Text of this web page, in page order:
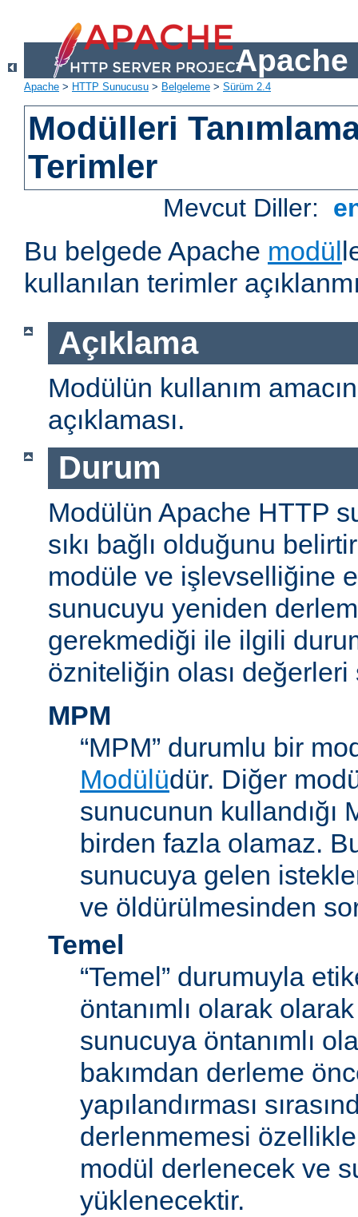
Apache
Apache > HTTP Sunucusu > Belgeleme > Sürüm 2.4
Modülleri
Terimler
Mevcut Diller:
Bu belgede Apache modül
kullanılan terimler
Açıklama
Modülün kullanım
açıklaması.
Durum
Modülün Apache HTTP
sıkı bağlı olduğunu
modüle ve işlevselliğine
sunucuyu yeniden
gerekmediği ile ilgili
özniteliğin olası değerleri
MPM
“MPM” durumlu bir
Modülüdür. Diğer
sunucunun kullandığı
birden fazla olamaz.
sunucuya gelen
ve öldürülmesinden
Temel
“Temel” durumuyla
öntanımlı olarak
sunucuya öntanımlı
bakımdan derleme
yapılandırması
derlenmemesi
modül derlenecek ve
yüklenecektir.